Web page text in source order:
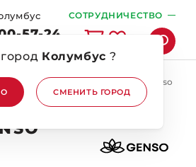
Колумбус ?
СМЕНИТЬ ГОРОД
СОТРУДНИЧЕСТВО
57-24
GENSO Паста Том Ям Острая Genso